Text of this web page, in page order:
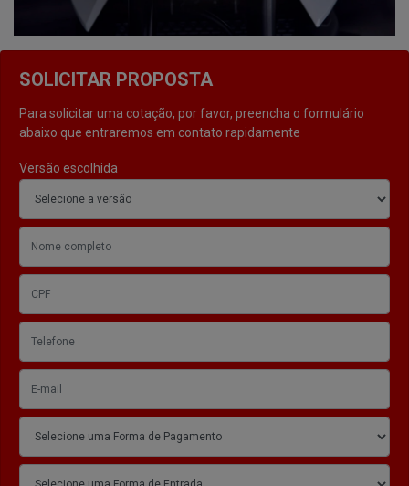
SOLICITAR PROPOSTA
Para solicitar uma cotação, por favor, preencha o formulário
abaixo que entraremos em contato rapidamente
Versão escolhida